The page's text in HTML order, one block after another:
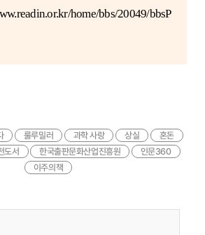
home/bbs/20049/bbsP
룰루밀러 과학 사랑 상실
혼돈
도서 한국출판문화산업진흥원
인문360
이주의책